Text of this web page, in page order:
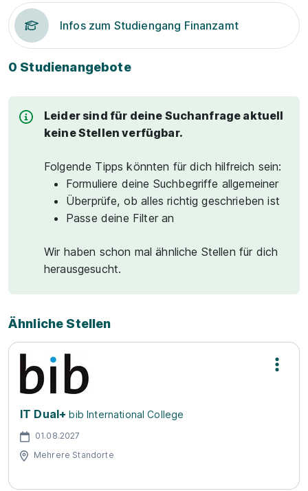
Infos zum Studiengang Finanzamt
0 Studienangebote
Leider sind für deine Suchanfrage aktuell
keine Stellen verfügbar.
Folgende Tipps könnten für dich hilfreich sein:
Formuliere deine Suchbegriffe allgemeiner
Überprüfe, ob alles richtig geschrieben ist
Passe deine Filter an
Wir haben schon mal ähnliche Stellen für dich
herausgesucht.
Ähnliche Stellen
IT Dual+ bib International College
01.08.2027
Mehrere Standorte